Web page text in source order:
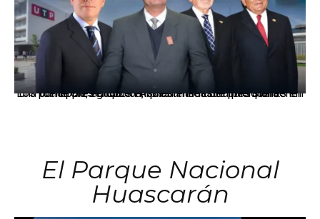
Los principales grupos empresariales del país mantienen una fuerte presencia en Áncash mediante inversiones en comercio, educación, salud e industria pesquera.
El Parque Nacional
Huascarán